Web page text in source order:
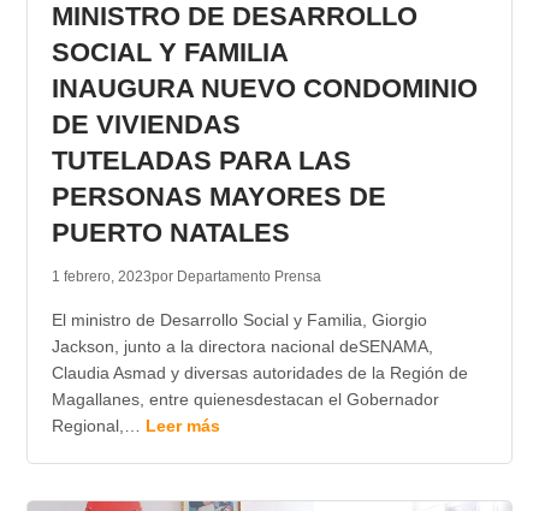
MINISTRO DE DESARROLLO
SOCIAL Y FAMILIA
INAUGURA NUEVO CONDOMINIO
DE VIVIENDAS
TUTELADAS PARA LAS
PERSONAS MAYORES DE
PUERTO NATALES
1 febrero, 2023por Departamento Prensa
El ministro de Desarrollo Social y Familia, Giorgio
Jackson, junto a la directora nacional deSENAMA,
Claudia Asmad y diversas autoridades de la Región de
Magallanes, entre quienesdestacan el Gobernador
Regional,… Leer más